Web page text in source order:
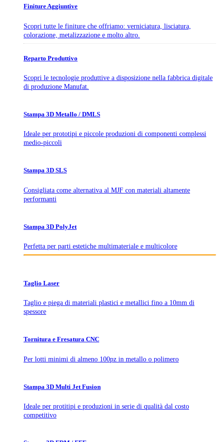
Finiture Aggiuntive
Scopri tutte le finiture che offriamo: verniciatura, lisciatura,
colorazione, metalizzazione e molto altro.
Reparto Produttivo
Scopri le tecnologie produttive a disposizione nella fabbrica digitale
di produzione Manufat.
Stampa 3D Metallo / DMLS
Ideale per prototipi e piccole produzioni di componenti complessi
medio-piccoli
Stampa 3D SLS
Consigliata come alternativa al MJF con materiali altamente
performanti
Stampa 3D PolyJet
Perfetta per parti estetiche multimateriale e multicolore
Taglio Laser
Taglio e piega di materiali plastici e metallici fino a 10mm di
spessore
Tornitura e Fresatura CNC
Per lotti minimi di almeno 100pz in metallo o polimero
Stampa 3D Multi Jet Fusion
Ideale per protitipi e produzioni in serie di qualità dal costo
competitivo